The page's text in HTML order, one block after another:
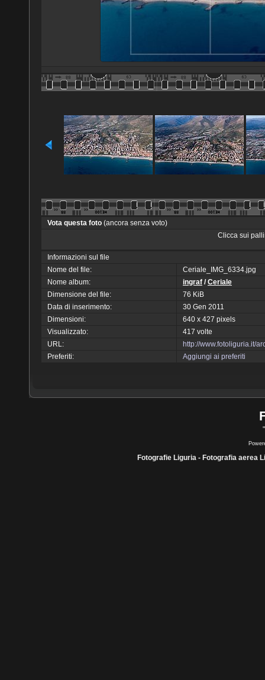
Vota questa foto (ancora senza voto)
Clicca sui
Informazioni sul file
Nome del file:
Ceriale_IMG_6334.jpg
Nome album:
ingraf /Ceriale
Dimensione del file:
76 KiB
Data di inserimento:
30 Gen 2011
Dimensioni:
640 x 427 pixels
Visualizzato:
417 volte
URL:
http://www.fotoliguria.it/
Preferiti:
Aggiungi ai preferiti
Fotografie Liguria - Fotografia aerea